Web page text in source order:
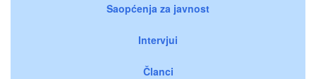
Saopćenja za javnost
Intervjui
Članci